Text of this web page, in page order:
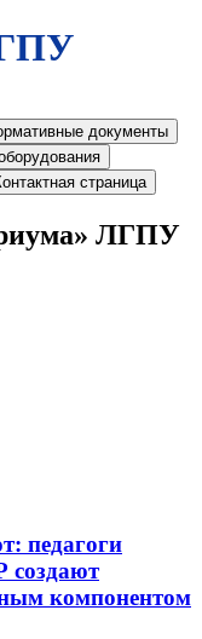
документы
страница
ЛГПУ
педагоги
создают
компонентом